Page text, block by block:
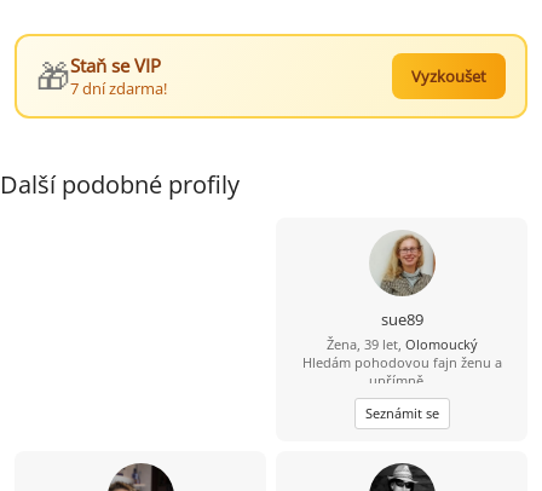
🎁Staň se VIP
7 dní zdarma!
Vyzkoušet
Další podobné profily
sue89
Žena, 39 let, Olomoucký
Hledám pohodovou fajn ženu a
upřímně ..
Seznámit se